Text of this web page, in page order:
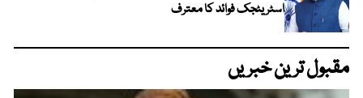
اسٹریٹجک فوائد کا معترف
مقبول ترین خبریں